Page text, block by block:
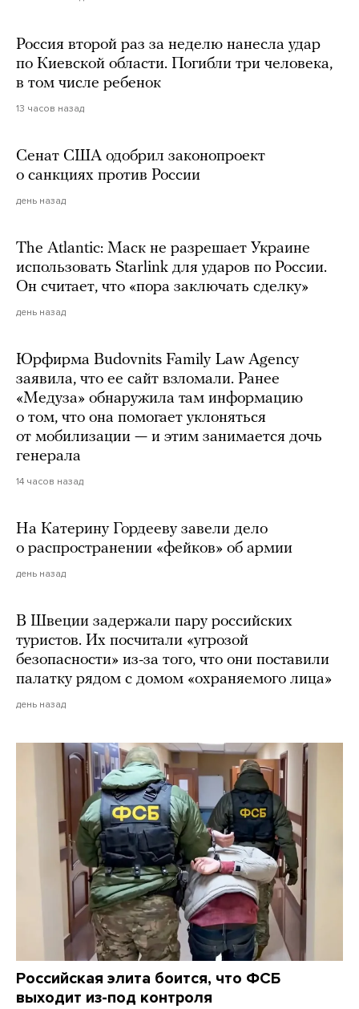
Россия второй раз за неделю нанесла удар
по Киевской области. Погибли три человека,
в том числе ребенок
13 часов назад
Сенат США одобрил законопроект
о санкциях против России
день назад
The Atlantic: Маск не разрешает Украине
использовать Starlink для ударов по России.
Он считает, что «пора заключать сделку»
день назад
Юрфирма Budovnits Family Law Agency
заявила, что ее сайт взломали. Ранее
«Медуза» обнаружила там информацию
о том, что она помогает уклоняться
от мобилизации — и этим занимается дочь
генерала
14 часов назад
На Катерину Гордееву завели дело
о распространении «фейков» об армии
день назад
В Швеции задержали пару российских
туристов. Их посчитали «угрозой
безопасности» из-за того, что они поставили
палатку рядом с домом «охраняемого лица»
день назад
Российская элита боится, что ФСБ
выходит из-под контроля